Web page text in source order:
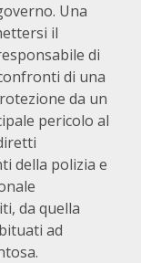
Una
il
di
di una
da un
pericolo al
della polizia e
da quella
ad